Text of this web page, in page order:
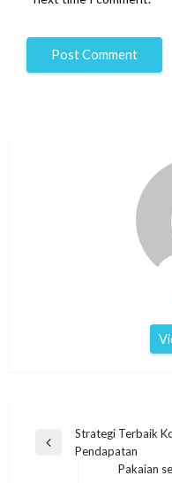
Post
navigation
Previous
Strategi Terbaik
Pendapatan
Pakaian